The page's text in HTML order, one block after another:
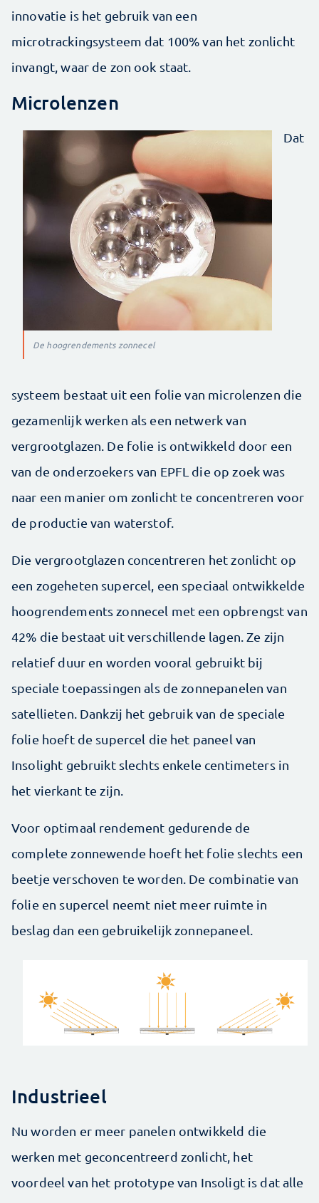
innovatie is het gebruik van een
microtrackingsysteem dat 100% van het zonlicht
invangt, waar de zon ook staat.
Microlenzen
De hoogrendements zonnecel
Dat
systeem bestaat uit een folie van microlenzen die
gezamenlijk werken als een netwerk van
vergrootglazen. De folie is ontwikkeld door een
van de onderzoekers van EPFL die op zoek was
naar een manier om zonlicht te concentreren voor
de productie van waterstof.
Die vergrootglazen concentreren het zonlicht op
een zogeheten supercel, een speciaal ontwikkelde
hoogrendements zonnecel met een opbrengst van
42% die bestaat uit verschillende lagen. Ze zijn
relatief duur en worden vooral gebruikt bij
speciale toepassingen als de zonnepanelen van
satellieten. Dankzij het gebruik van de speciale
folie hoeft de supercel die het paneel van
Insolight gebruikt slechts enkele centimeters in
het vierkant te zijn.
Voor optimaal rendement gedurende de
complete zonnewende hoeft het folie slechts een
beetje verschoven te worden. De combinatie van
folie en supercel neemt niet meer ruimte in
beslag dan een gebruikelijk zonnepaneel.
Industrieel
Nu worden er meer panelen ontwikkeld die
werken met geconcentreerd zonlicht, het
voordeel van het prototype van Insoligt is dat alle